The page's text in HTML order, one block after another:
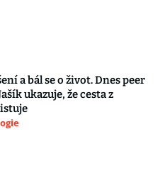
a bál se o život. Dnes peer
ukazuje, že cesta z